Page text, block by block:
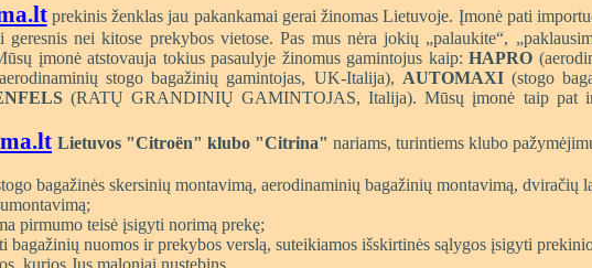
prekinis ženklas jau pakankamai gerai žinomas Lietuvoje. Įmonė pati
nei kitose prekybos vietose. Pas mus nėra jokių „palaukite“,
įmonė atstovauja tokius pasaulyje žinomus gamintojus kaip:HAPRO
stogo bagažinių gamintojas, UK-Italija), AUTOMAXI(stogo
(RATŲ GRANDINIŲ GAMINTOJAS, Italija). Mūsų įmonė taip pat
Lietuvos "Citroën" klubo "Citrina" nariams, turintiems klubo
bagažinės skersinių montavimą, aerodinaminių bagažinių montavimą, dviračių
pirmumo teisė įsigyti norimą prekę;
nuomos ir prekybos verslą, suteikiamos išskirtinės sąlygos įsigyti
kurios Jus maloniai nustebins